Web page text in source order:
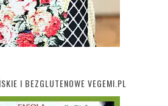
I BEZGLUTENOWE VEGEMI.PL